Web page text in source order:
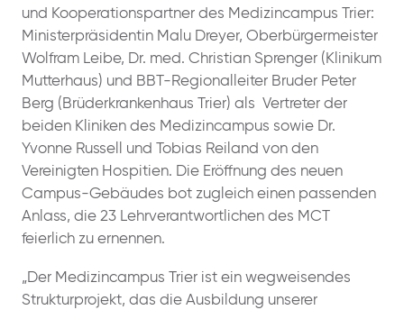
und Kooperationspartner des Medizincampus Trier:
Ministerpräsidentin Malu Dreyer, Oberbürgermeister
Wolfram Leibe, Dr. med. Christian Sprenger (Klinikum
Mutterhaus) und BBT-Regionalleiter Bruder Peter
Berg (Brüderkrankenhaus Trier) als Vertreter der
beiden Kliniken des Medizincampus sowie Dr.
Yvonne Russell und Tobias Reiland von den
Vereinigten Hospitien. Die Eröffnung des neuen
Campus-Gebäudes bot zugleich einen passenden
Anlass, die 23 Lehrverantwortlichen des MCT
feierlich zu ernennen.
„Der Medizincampus Trier ist ein wegweisendes
Strukturprojekt, das die Ausbildung unserer